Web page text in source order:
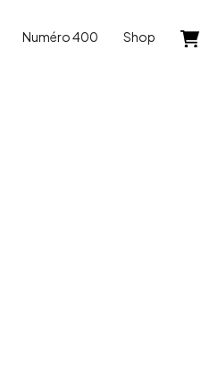
Numéro 400 Shop